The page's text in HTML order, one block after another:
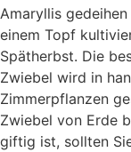
Amaryllis
einem Topf
Spätherbst. Die
Zwiebel wird in
Zimmerpflanzen
Zwiebel von Erde
giftig ist, sollten